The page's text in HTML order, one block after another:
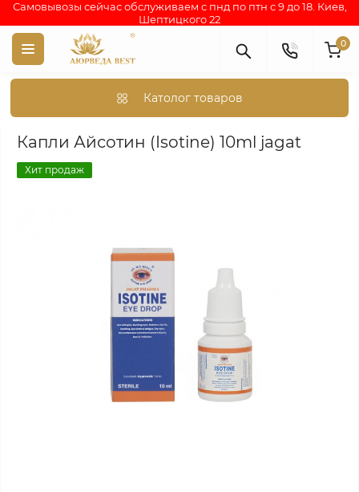
Самовывозы сейчас обслуживаем с пнд по птн с 9 до 18. Киев,
Шептицкого 22
0
Католог товаров
Аюрведа каталог индийских товаров АЮРВЕДИЧЕСКИЕ
Капли Айсотин (Isotine) 10ml jagat
Хит продаж